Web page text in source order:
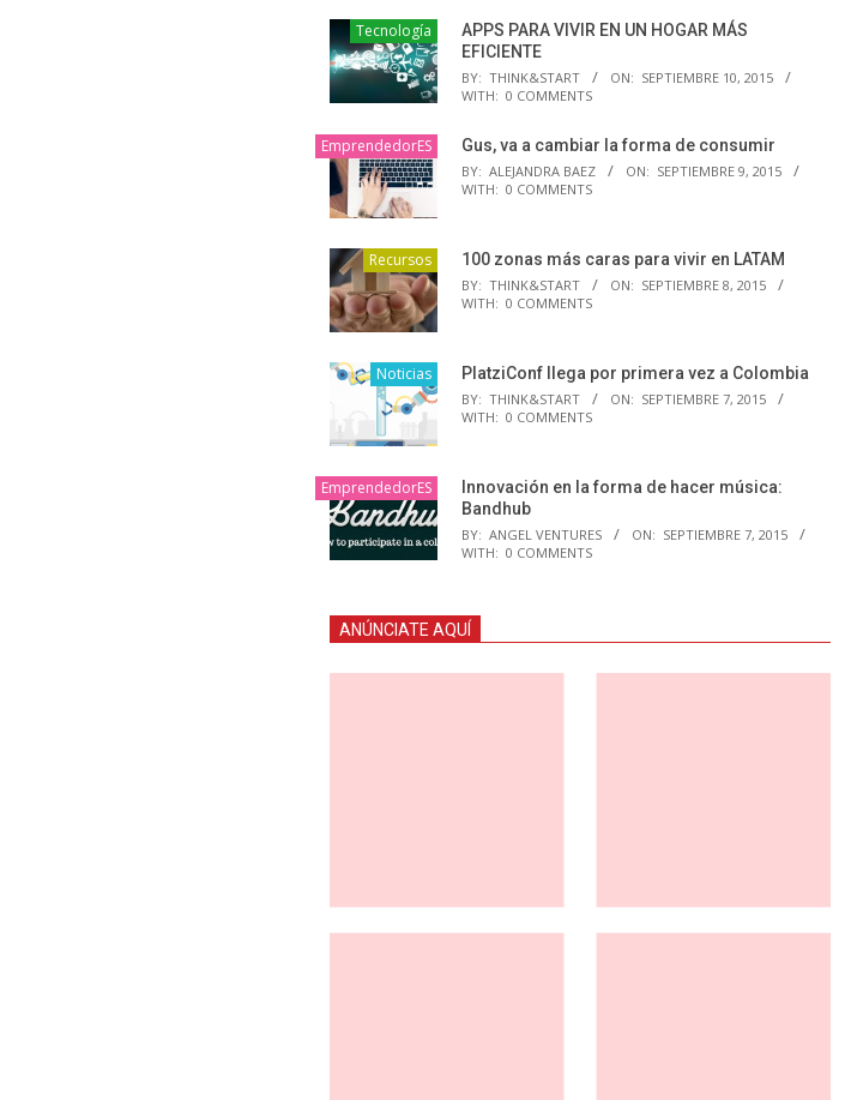
Tecnología
APPS PARA VIVIR EN UN HOGAR MÁS
EFICIENTE
BY: THINK&START ON: SEPTIEMBRE 10, 2015
WITH: 0 COMMENTS
EmprendedorES Gus, va a cambiar la forma de consumir
BY: ALEJANDRA BAEZ ON: SEPTIEMBRE 9, 2015
WITH: 0 COMMENTS
Recursos 100 zonas más caras para vivir en LATAM
BY: THINK&START ON: SEPTIEMBRE 8, 2015
WITH: 0 COMMENTS
Noticias PlatziConf llega por primera vez a Colombia
BY: THINK&START ON: SEPTIEMBRE 7, 2015
WITH: 0 COMMENTS
EmprendedorES
Innovación en la forma de hacer música:
Bandhub
BY: ANGEL VENTURES ON: SEPTIEMBRE 7, 2015
WITH: 0 COMMENTS
ANÚNCIATE AQUÍ